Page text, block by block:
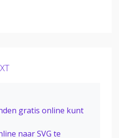
gratis online kunt
naar SVG te